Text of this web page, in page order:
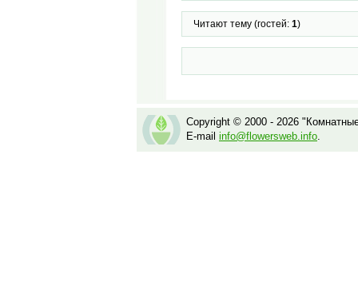
Читают тему (гостей: 1)
Copyright © 2000 - 2026
E-mail info@flowersweb.info.